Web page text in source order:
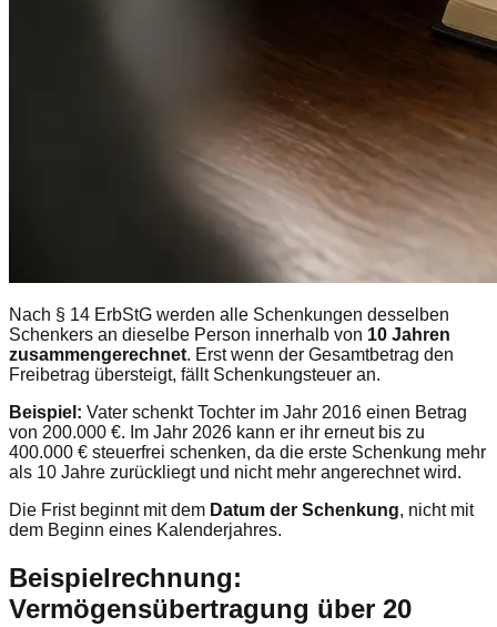
Nach § 14 ErbStG werden alle Schenkungen desselben
Schenkers an dieselbe Person innerhalb von 10 Jahren
zusammengerechnet. Erst wenn der Gesamtbetrag den
Freibetrag übersteigt, fällt Schenkungsteuer an.
Beispiel: Vater schenkt Tochter im Jahr 2016 einen Betrag
von 200.000 €. Im Jahr 2026 kann er ihr erneut bis zu
400.000 € steuerfrei schenken, da die erste Schenkung mehr
als 10 Jahre zurückliegt und nicht mehr angerechnet wird.
Die Frist beginnt mit dem Datum der Schenkung, nicht mit
dem Beginn eines Kalenderjahres.
Beispielrechnung:
Vermögensübertragung über 20